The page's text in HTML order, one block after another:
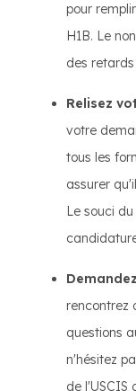
pour
H1B. Le
des
Relisez
votre
tous les
assurer
Le souci
rencontrez
questions
n'hésitez
de l'USCIS